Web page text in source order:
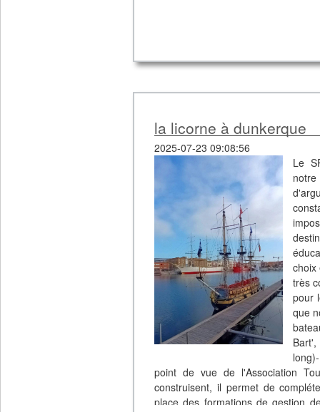
la licorne à dunkerque
2025-07-23 09:08:56
Le
choix
très
pour
que
point de vue de l'Association
construisent, il permet de
place des formations de gestion